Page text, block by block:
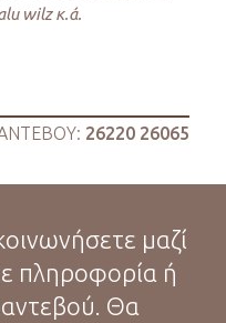
wilz κ.ά.
26220 26065
μαζί
πληροφορία ή
Θα